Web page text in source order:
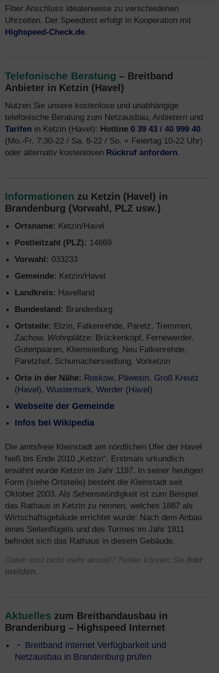
Fiber Anschluss idealerweise zu verschiedenen
Uhrzeiten. Der Speedtest erfolgt in Kooperation mit
Highspeed-Check.de.
Telefonische Beratung – Breitband
Anbieter in Ketzin (Havel)
Nutzen Sie unsere kostenlose und unabhängige
telefonische Beratung zum Netzausbau, Anbietern und
Tarifen in Ketzin (Havel): Hotline 0 39 43 / 40 999 40
(Mo.-Fr. 7:30-22 / Sa. 8-22 / So. + Feiertag 10-22 Uhr)
oder alternativ kostenlosen Rückruf anfordern.
Informationen zu Ketzin (Havel) in
Brandenburg (Vorwahl, PLZ usw.)
Ortsname: Ketzin/Havel
Postleitzahl (PLZ): 14669
Vorwahl: 033233
Gemeinde: Ketzin/Havel
Landkreis: Havelland
Bundesland: Brandenburg
Ortsteile: Etzin, Falkenrehde, Paretz, Tremmen,
Zachow. Wohnplätze: Brückenkopf, Fernewerder,
Gutenpaaren, Kliemsiedlung, Neu Falkenrehde,
Paretzhof, Schumachersiedlung, Vorketzin
Orte in der Nähe: Roskow, Päwesin, Groß Kreutz
(Havel), Wustermark, Werder (Havel)
Webseite der Gemeinde
Infos bei Wikipedia
Die amtsfreie Kleinstadt am nördlichen Ufer der Havel
hieß bis Ende 2010 „Ketzin“. Erstmals urkundlich
erwähnt wurde Ketzin im Jahr 1197. In seiner heutigen
Form (siehe Ortsteile) besteht die Kleinstadt seit
Oktober 2003. Als Sehenswürdigkeit ist zum Beispiel
das Rathaus in Ketzin zu nennen, welches 1887 als
Wirtschaftsgebäude errichtet wurde: Nach dem Anbau
eines Seitenflügels und des Turmes im Jahr 1911
befindet sich das Rathaus in diesem Gebäude.
Daten sind nicht mehr aktuell? Fehler können Sie hier
melden.
Aktuelles zum Breitbandausbau in
Brandenburg – Highspeed Internet
Breitband Internet Verfügbarkeit und
Netzausbau in Brandenburg prüfen